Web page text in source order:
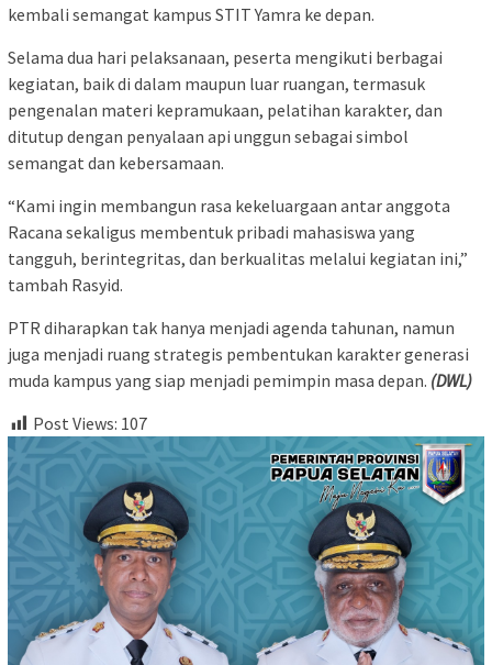
kembali semangat kampus STIT Yamra ke depan.
Selama dua hari pelaksanaan, peserta mengikuti berbagai
kegiatan, baik di dalam maupun luar ruangan, termasuk
pengenalan materi kepramukaan, pelatihan karakter, dan
ditutup dengan penyalaan api unggun sebagai simbol
semangat dan kebersamaan.
“Kami ingin membangun rasa kekeluargaan antar anggota
Racana sekaligus membentuk pribadi mahasiswa yang
tangguh, berintegritas, dan berkualitas melalui kegiatan ini,”
tambah Rasyid.
PTR diharapkan tak hanya menjadi agenda tahunan, namun
juga menjadi ruang strategis pembentukan karakter generasi
muda kampus yang siap menjadi pemimpin masa depan. (DWL)
Post Views: 107